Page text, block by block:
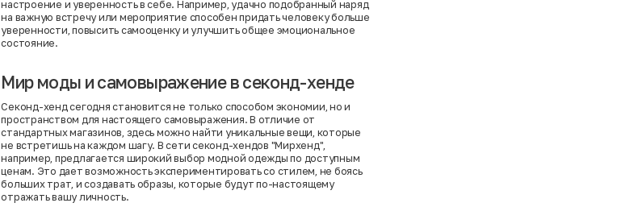
настроение и уверенность в себе. Например, удачно подобранный наряд
на важную встречу или мероприятие способен придать человеку больше
уверенности, повысить самооценку и улучшить общее эмоциональное
состояние.
Мир моды и самовыражение в секонд-хенде
Секонд-хенд сегодня становится не только способом экономии, но и
пространством для настоящего самовыражения. В отличие от
стандартных магазинов, здесь можно найти уникальные вещи, которые
не встретишь на каждом шагу. В сети секонд-хендов "Мирхенд",
например, предлагается широкий выбор модной одежды по доступным
ценам. Это дает возможность экспериментировать со стилем, не боясь
больших трат, и создавать образы, которые будут по-настоящему
отражать вашу личность.